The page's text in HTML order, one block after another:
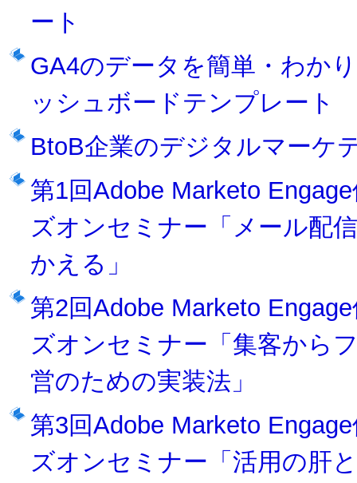
ート
GA4のデータを簡単・わか
ッシュボードテンプレート
BtoB企業のデジタルマーケ
第1回Adobe Marketo
ズオンセミナー「メール配
かえる」
第2回Adobe Marketo
ズオンセミナー「集客から
営のための実装法」
第3回Adobe Marketo
ズオンセミナー「活用の肝